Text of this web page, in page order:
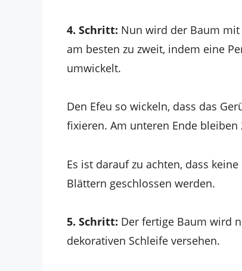
4. Schritt: Nun wird der Baum
am besten zu zweit, indem eine
umwickelt.
Den Efeu so wickeln, dass das
fixieren. Am unteren Ende
Es ist darauf zu achten, dass
Blättern geschlossen werden.
5. Schritt: Der fertige Baum wird
dekorativen Schleife versehen.